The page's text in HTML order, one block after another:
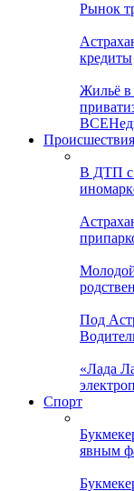
Рынок
кредиты
Жильё в
ВСЕ
Происшествия
В ДТП с
Под
«Лада
Спорт
явным